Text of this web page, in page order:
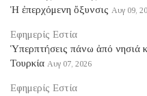
Ἡ ἐπερχόμενη ὄξυνσις Αυγ 09,
Εφημερίς Εστία
Ὑπερπτήσεις πάνω ἀπό νησιά
Τουρκία Αυγ 07, 2026
Εφημερίς Εστία